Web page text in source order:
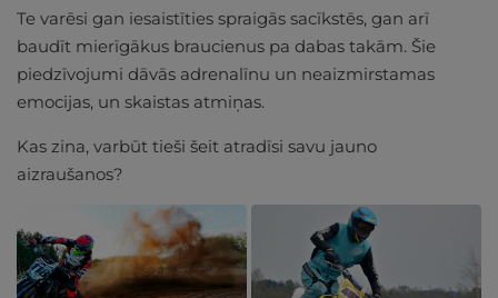
Te varēsi gan iesaistīties spraigās sacīkstēs, gan arī
baudīt mierīgākus braucienus pa dabas takām. Šie
piedzīvojumi dāvās adrenalīnu un neaizmirstamas
emocijas, un skaistas atmiņas.
Kas zina, varbūt tieši šeit atradīsi savu jauno
aizraušanos?